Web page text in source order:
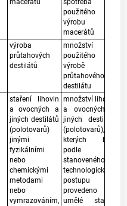
macerátů
spotřeba lihu
použitého na
výrobu
macerátů
výroba
průtahových
destilátů
množství lihu
použitého ve
výrobě
průtahového
destilátu
staření lihovin
a ovocných a
jiných destilátů
(polotovarů)
jinými
fyzikálními
nebo
chemickými
metodami
nebo
vymrazováním,
množství lihovin
a ovocných a
jiných destilátů
(polotovarů), u
kterých bylo
podle
stanoveného
technologického
postupu
provedeno
umělé staření